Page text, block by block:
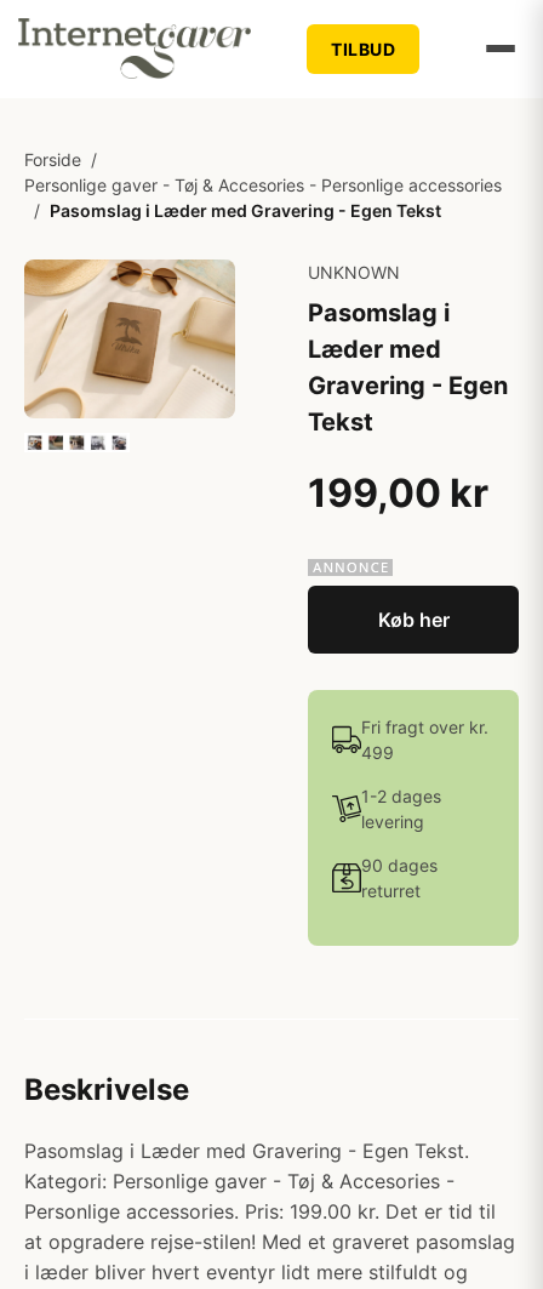
TILBUD
Forside /
Personlige gaver - Tøj & Accesories - Personlige accessories
/ Pasomslag i Læder med Gravering - Egen Tekst
UNKNOWN
Pasomslag i
Læder med
Gravering - Egen
Tekst
199,00 kr
Køb her
Fri fragt over kr.
499
1-2 dages
levering
90 dages
returret
Beskrivelse
Pasomslag i Læder med Gravering - Egen Tekst.
Kategori: Personlige gaver - Tøj & Accesories -
Personlige accessories. Pris: 199.00 kr. Det er tid til
at opgradere rejse-stilen! Med et graveret pasomslag
i læder bliver hvert eventyr lidt mere stilfuldt og